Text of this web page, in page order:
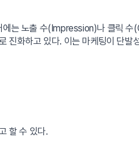
는 노출 수(Impression)나 클릭 수
진화하고 있다. 이는 마케팅이 단발
할 수 있다.